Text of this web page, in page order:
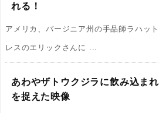
れる！
アメリカ、バージニア州の手品師ラハッ
レスのエリックさんに ...
あわやザトウクジラに飲み込ま
を捉えた映像